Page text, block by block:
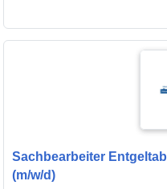
Sachbearbeiter
(m/w/d)